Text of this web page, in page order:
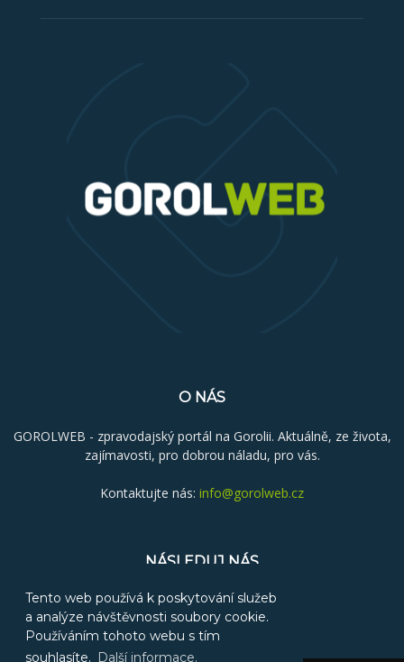
O NÁS
GOROLWEB - zpravodajský portál na Gorolii. Aktuálně, ze života,
zajímavosti, pro dobrou náladu, pro vás.
Kontaktujte nás: info@gorolweb.cz
NÁSLEDUJ NÁS
Tento web používá k poskytování služeb
a analýze návštěvnosti soubory cookie.
Používáním tohoto webu s tím
souhlasíte. Další informace.